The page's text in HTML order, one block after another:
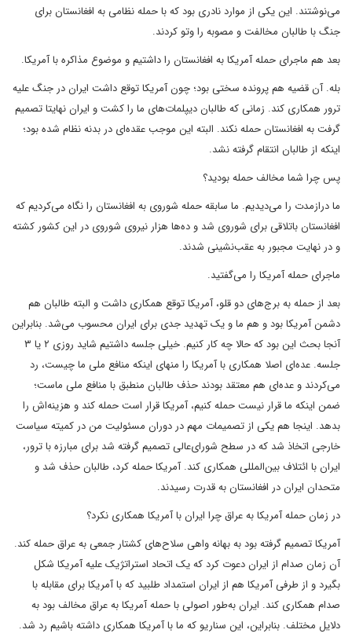
می‌نوشتند. این یکی از موارد نادری بود که با حمله نظامی به افغانستان برای
جنگ با طالبان مخالفت و مصوبه را وتو کردند.
بعد هم ماجرای حمله آمریکا به افغانستان را داشتیم و موضوع مذاکره با آمریکا.
بله. آن قضیه هم پرونده سختی بود؛ چون آمریکا توقع داشت ایران در جنگ علیه
ترور همکاری کند. زمانی که طالبان دیپلمات‌های ما را کشت و ایران نهایتا تصمیم
گرفت به افغانستان حمله نکند. البته این موجب عقده‌ای در بدنه نظام شده بود؛
اینکه از طالبان انتقام گرفته نشد.
پس چرا شما مخالف حمله بودید؟
ما درازمدت را می‌دیدیم. ما سابقه حمله شوروی به افغانستان را نگاه می‌کردیم که
افغانستان باتلاقی برای شوروی شد و ده‌ها هزار نیروی شوروی در این کشور کشته
و در نهایت مجبور به عقب‌نشینی شدند.
ماجرای حمله آمریکا را می‌گفتید.
بعد از حمله به برج‌های دو قلو، آمریکا توقع همکاری داشت و البته طالبان هم
دشمن آمریکا بود و هم ما و یک تهدید جدی برای ایران محسوب می‌شد. بنابراین
آنجا بحث این بود که حالا چه کار کنیم. خیلی جلسه داشتیم شاید روزی ۲ یا ۳
جلسه. عده‌ای اصلا همکاری با آمریکا را منهای اینکه منافع ملی ما چیست، رد
می‌کردند و عده‌ای هم معتقد بودند حذف طالبان منطبق با منافع ملی ماست؛
ضمن اینکه ما قرار نیست حمله کنیم، آمریکا قرار است حمله کند و هزینه‌اش را
بدهد. اینجا هم یکی از تصمیمات مهم در دوران مسئولیت من در کمیته سیاست
خارجی اتخاذ شد که در سطح شورای‌عالی تصمیم گرفته شد برای مبارزه با ترور،
ایران با ائتلاف بین‌المللی همکاری کند. آمریکا حمله کرد، طالبان حذف شد و
متحدان ایران در افغانستان به قدرت رسیدند.
در زمان حمله آمریکا به عراق چرا ایران با آمریکا همکاری نکرد؟
آمریکا تصمیم گرفته بود به بهانه واهی سلاح‌های کشتار جمعی به عراق حمله کند.
آن زمان صدام از ایران دعوت کرد که یک اتحاد استراتژیک علیه آمریکا شکل
بگیرد و از طرفی آمریکا هم از ایران استمداد طلبید که با آمریکا برای مقابله با
صدام همکاری کند. ایران به‌طور اصولی با حمله آمریکا به عراق مخالف بود به
دلایل مختلف. بنابراین، این سناریو که ما با آمریکا همکاری داشته باشیم رد شد.